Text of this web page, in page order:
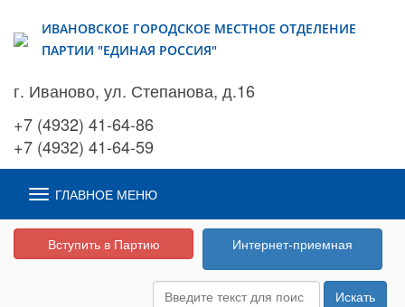
ИВАНОВСКОЕ ГОРОДСКОЕ МЕСТНОЕ ОТДЕЛЕНИЕ
ПАРТИИ "ЕДИНАЯ РОССИЯ"
г. Иваново, ул. Степанова, д.16
+7 (4932) 41-64-86
+7 (4932) 41-64-59
ГЛАВНОЕ МЕНЮ
Вступить в Партию Интернет-приемная
Искать